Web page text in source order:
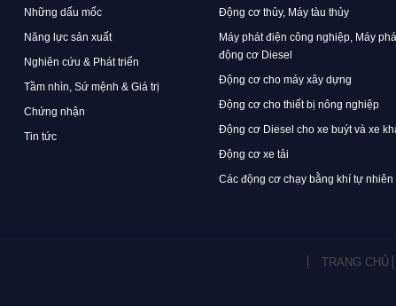
Những dấu mốc
Năng lực sản xuất
Nghiên cứu & Phát triển
Tầm nhìn, Sứ mệnh & Giá trị
Chứng nhận
Tin tức
Động cơ thủy, Máy tàu thủy
Máy phát điện công nghiệp, Máy
động cơ Diesel
Động cơ cho máy xây dựng
Động cơ cho thiết bị nông nghiệp
Động cơ Diesel cho xe buýt và xe
Động cơ xe tải
Các động cơ chạy bằng khí tự nhiên
TRANG CHỦ